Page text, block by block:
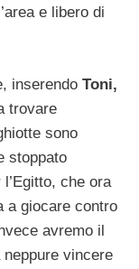
e libero di
inserendo Toni,
trovare
sono
stoppato
che ora
a giocare contro
avremo il
vincere